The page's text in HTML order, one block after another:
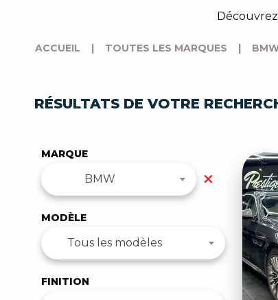
ACCUEIL | TOUTES LES MARQUES |
RÉSULTATS DE VOTRE
MARQUE
BMW ✕
MODÈLE
Tous les modèles
FINITION